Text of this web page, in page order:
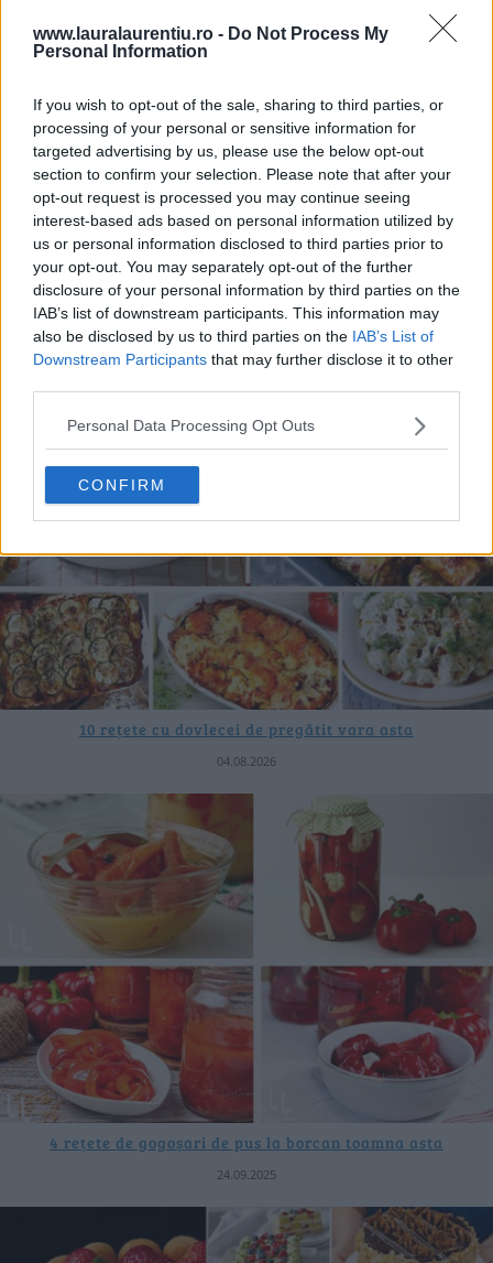
www.lauralaurentiu.ro - Do Not Process My
Personal Information
If you wish to opt-out of the sale, sharing to third parties, or
processing of your personal or sensitive information for
targeted advertising by us, please use the below opt-out
section to confirm your selection. Please note that after your
opt-out request is processed you may continue seeing
interest-based ads based on personal information utilized by
us or personal information disclosed to third parties prior to
your opt-out. You may separately opt-out of the further
disclosure of your personal information by third parties on the
IAB’s list of downstream participants. This information may
also be disclosed by us to third parties on the IAB’s List of
Downstream Participants that may further disclose it to other
Personal Data Processing Opt Outs
CONFIRM
20 de rețete de salate de vară fără prelucrare termică
06.08.2026
10 rețete cu dovlecei de pregătit vara asta
04.08.2026
4 rețete de gogoșari de pus la borcan toamna asta
24.09.2025